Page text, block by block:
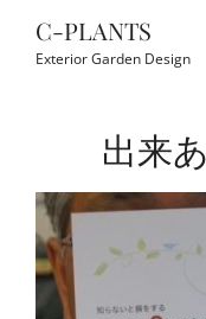
C-PLANTS
Exterior Garden Design
出来